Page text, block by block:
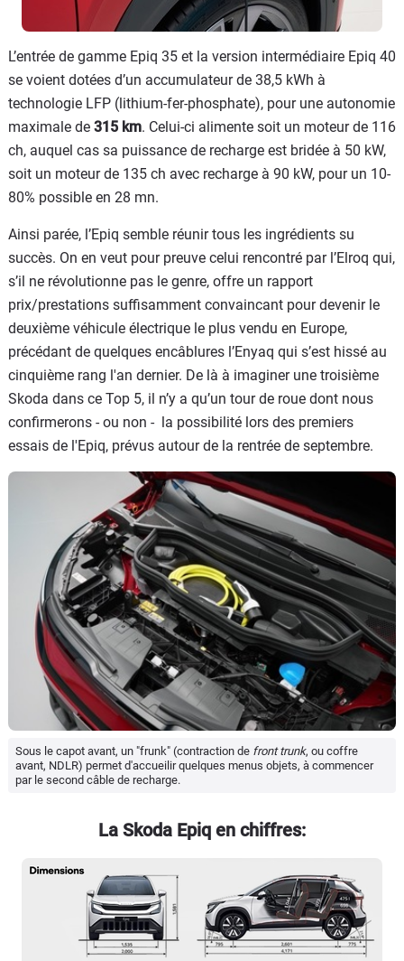
L’entrée de gamme Epiq 35 et la version intermédiaire Epiq 40
se voient dotées d’un accumulateur de 38,5 kWh à
technologie LFP (lithium-fer-phosphate), pour une autonomie
maximale de 315 km. Celui-ci alimente soit un moteur de 116
ch, auquel cas sa puissance de recharge est bridée à 50 kW,
soit un moteur de 135 ch avec recharge à 90 kW, pour un 10-
80% possible en 28 mn.
Ainsi parée, l’Epiq semble réunir tous les ingrédients su
succès. On en veut pour preuve celui rencontré par l’Elroq qui,
s’il ne révolutionne pas le genre, offre un rapport
prix/prestations suffisamment convaincant pour devenir le
deuxième véhicule électrique le plus vendu en Europe,
précédant de quelques encâblures l’Enyaq qui s’est hissé au
cinquième rang l'an dernier. De là à imaginer une troisième
Skoda dans ce Top 5, il n’y a qu’un tour de roue dont nous
confirmerons - ou non - la possibilité lors des premiers
essais de l'Epiq, prévus autour de la rentrée de septembre.
Sous le capot avant, un "frunk" (contraction de front trunk, ou coffre
avant, NDLR) permet d'accueilir quelques menus objets, à commencer
par le second câble de recharge.
La Skoda Epiq en chiffres: